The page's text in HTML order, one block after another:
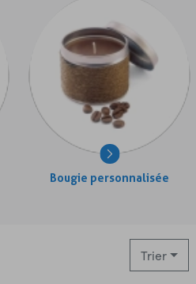
Bougie personnalisée
Trier